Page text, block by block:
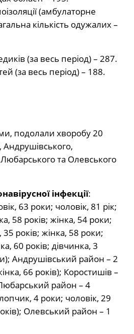
(амбулаторне
кількість одужалих –
(за весь період) – 287.
(за весь період) – 188.
подолали хворобу 20
та Олевського
інфекції:
63 роки; чоловік, 81 рік;
58 років; жінка, 54 роки;
35 років; жінка, 58 роки;
60 років; дівчинка, 3
Андрушівський район – 2
66 років); Коростишів –
район – 4
4 роки; чоловік, 29
Олевський район – 1